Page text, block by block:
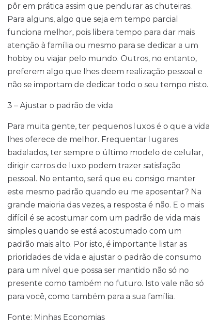
pôr em prática assim que pendurar as chuteiras.
Para alguns, algo que seja em tempo parcial
funciona melhor, pois libera tempo para dar mais
atenção à família ou mesmo para se dedicar a um
hobby ou viajar pelo mundo. Outros, no entanto,
preferem algo que lhes deem realização pessoal e
não se importam de dedicar todo o seu tempo nisto.
3 – Ajustar o padrão de vida
Para muita gente, ter pequenos luxos é o que a vida
lhes oferece de melhor. Frequentar lugares
badalados, ter sempre o último modelo de celular,
dirigir carros de luxo podem trazer satisfação
pessoal. No entanto, será que eu consigo manter
este mesmo padrão quando eu me aposentar? Na
grande maioria das vezes, a resposta é não. E o mais
difícil é se acostumar com um padrão de vida mais
simples quando se está acostumado com um
padrão mais alto. Por isto, é importante listar as
prioridades de vida e ajustar o padrão de consumo
para um nível que possa ser mantido não só no
presente como também no futuro. Isto vale não só
para você, como também para a sua família.
Fonte: Minhas Economias